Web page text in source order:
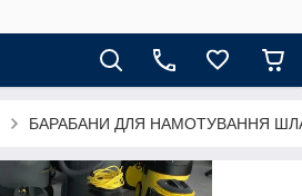
БАРАБАНИ ДЛЯ НАМОТУВАННЯ